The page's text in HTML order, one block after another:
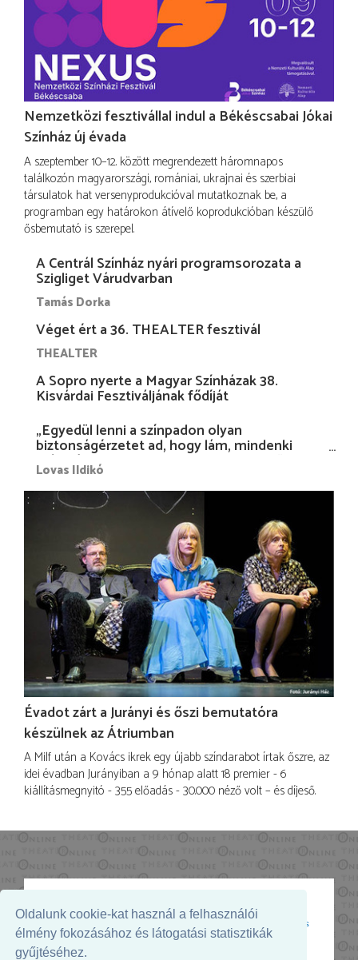
Oldalunk cookie-kat használ a felhasználói
élmény fokozásához és látogatási statisztikák
gyűjtéséhez.
Nemzetközi fesztivállal indul a Békéscsabai Jókai
Színház új évada
A szeptember 10–12. között megrendezett háromnapos
találkozón magyarországi, romániai, ukrajnai és szerbiai
társulatok hat versenyprodukcióval mutatkoznak be, a
programban egy határokon átívelő koprodukcióban készülő
ősbemutató is szerepel.
A Centrál Színház nyári programsorozata a
Szigliget Várudvarban
Tamás Dorka
Véget ért a 36. THEALTER fesztivál
THEALTER
A Sopro nyerte a Magyar Színházak 38.
Kisvárdai Fesztiváljának fődíját
„Egyedül lenni a színpadon olyan
biztonságérzetet ad, hogy lám, mindenki
más nélkül is megvagyok magammal…”
Lovas Ildikó
Évadot zárt a Jurányi és őszi bemutatóra
készülnek az Átriumban
A Milf után a Kovács ikrek egy újabb színdarabot írtak őszre, az
idei évadban Jurányiban a 9 hónap alatt 18 premier - 6
kiállításmegnyitó - 355 előadás - 30.000 néző volt – és díjeső.
Az oldal megjelenését támogatja: